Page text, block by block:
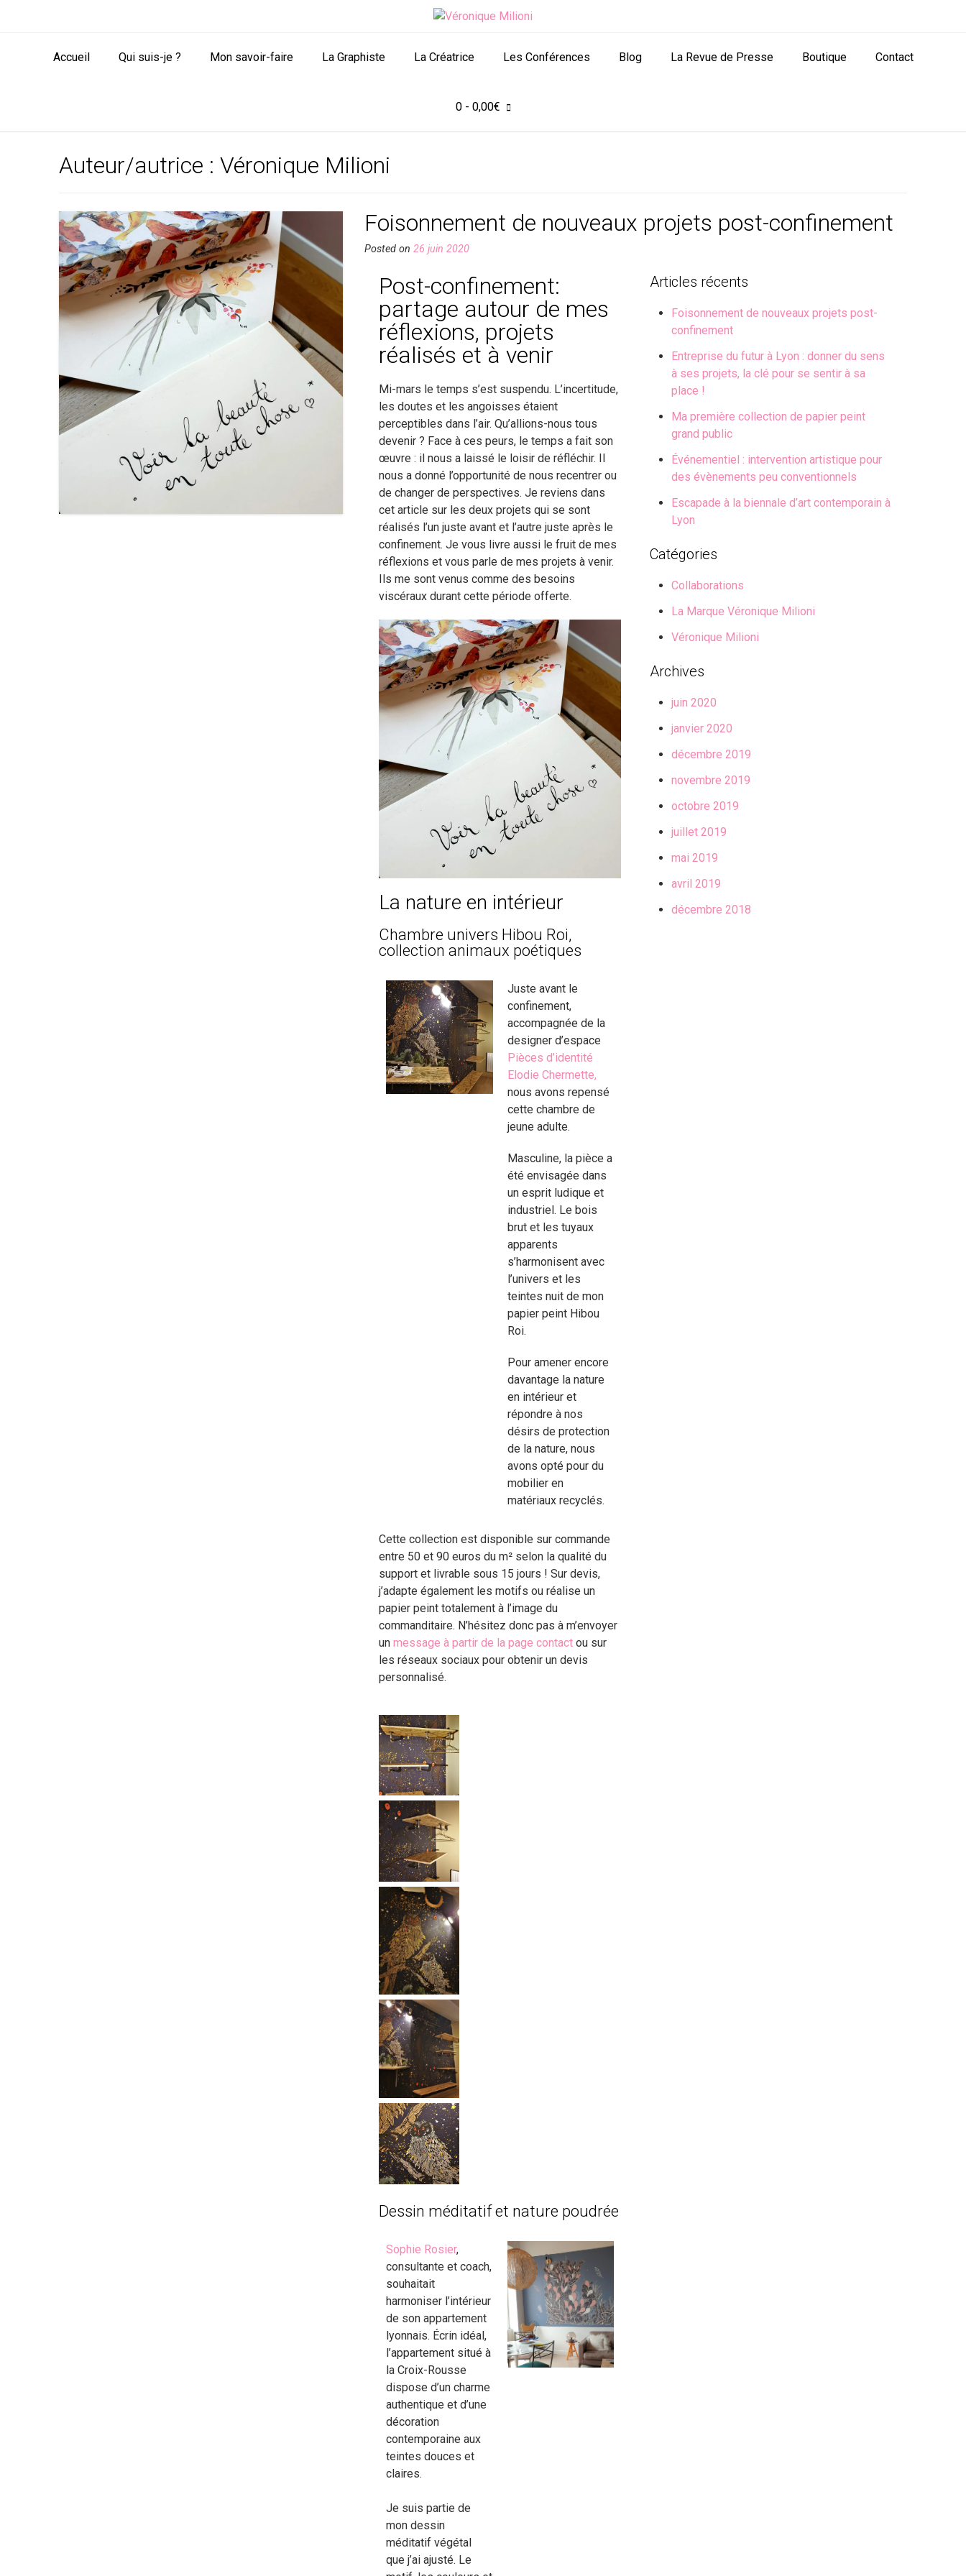
Accueil Qui suis-je ? Mon savoir-faire La Graphiste La Créatrice Les Conférences Blog La Revue de Presse Boutique Contact
0- 0,00€
Auteur/autrice : Véronique Milioni
Foisonnement de nouveaux projets post-confinement
Posted on 26 juin 2020
Post-confinement:
partage autour de mes
réflexions, projets
réalisés et à venir
Mi-mars le temps s’est suspendu. L’incertitude,
les doutes et les angoisses étaient
perceptibles dans l’air. Qu’allions-nous tous
devenir ? Face à ces peurs, le temps a fait son
œuvre : il nous a laissé le loisir de réfléchir. Il
nous a donné l’opportunité de nous recentrer ou
de changer de perspectives. Je reviens dans
cet article sur les deux projets qui se sont
réalisés l’un juste avant et l’autre juste après le
confinement. Je vous livre aussi le fruit de mes
réflexions et vous parle de mes projets à venir.
Ils me sont venus comme des besoins
viscéraux durant cette période offerte.
La nature en intérieur
Chambre univers Hibou Roi,
collection animaux poétiques
Juste avant le
confinement,
accompagnée de la
designer d’espace
Pièces d’identité
Elodie Chermette,
nous avons repensé
cette chambre de
jeune adulte.
Masculine, la pièce a
été envisagée dans
un esprit ludique et
industriel. Le bois
brut et les tuyaux
apparents
s’harmonisent avec
l’univers et les
teintes nuit de mon
papier peint Hibou
Roi.
Pour amener encore
davantage la nature
en intérieur et
répondre à nos
désirs de protection
de la nature, nous
avons opté pour du
mobilier en
matériaux recyclés.
Cette collection est disponible sur commande
entre 50 et 90 euros du m² selon laqualité du
support et livrable sous 15 jours ! Sur devis,
j’adapte également les motifs ou réalise un
papier peint totalement à l’image du
commanditaire. N’hésitez donc pas à m’envoyer
un message à partir de la page contactou sur
les réseaux sociaux pour obtenir un devis
personnalisé.
Dessin méditatif et nature poudrée
Sophie Rosier,
consultante et coach,
souhaitait
harmoniser l’intérieur
de son appartement
lyonnais. Écrin idéal,
l’appartement situé à
la Croix-Rousse
dispose d’un charme
authentique et d’une
décoration
contemporaine aux
teintes douces et
claires.
Je suis partie de
mon dessin
méditatif végétal
que j’ai ajusté. Le
Articles récents
Foisonnement de nouveaux projets post-
confinement
Entreprise du futur à Lyon : donner du sens
à ses projets, la clé pour se sentir à sa
place !
Ma première collection de papier peint
grand public
Événementiel : intervention artistique pour
des évènements peu conventionnels
Escapade à la biennale d’art contemporain à
Lyon
Catégories
Collaborations
La Marque Véronique Milioni
Véronique Milioni
Archives
juin 2020
janvier 2020
décembre 2019
novembre 2019
octobre 2019
juillet 2019
mai 2019
avril 2019
décembre 2018